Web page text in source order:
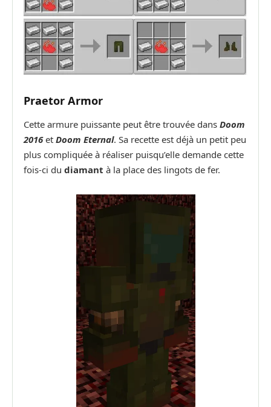
Praetor Armor
Cette armure puissante peut être trouvée dans Doom
2016et Doom Eternal. Sa recette est déjà un petit peu
plus compliquée à réaliser puisqu’elle demande cette
fois-ci du diamant à la place des lingots de fer.